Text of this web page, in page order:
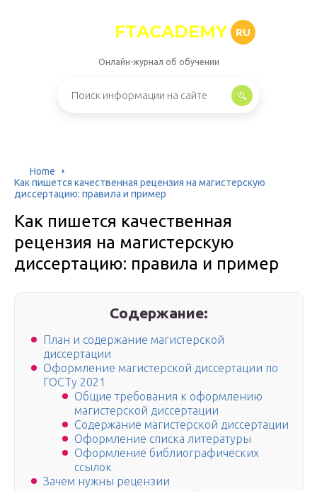
FTACADEMY RU
Онлайн-журнал об обучении
Home
Как пишется качественная рецензия на магистерскую
диссертацию: правила и пример
Как пишется качественная
рецензия на магистерскую
диссертацию: правила и пример
Содержание:
План и содержание магистерской
диссертации
Оформление магистерской диссертации по
ГОСТу 2021
Общие требования к оформлению
магистерской диссертации
Содержание магистерской диссертации
Оформление списка литературы
Оформление библиографических
ссылок
Зачем нужны рецензии